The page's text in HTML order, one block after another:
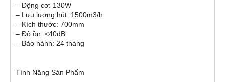
– Động cơ: 130W
– Lưu lượng hút: 1500m3/h
– Kích thước: 700mm
– Độ ồn: <40dB
– Bảo hành: 24 tháng
Tính Năng Sản Phẩm